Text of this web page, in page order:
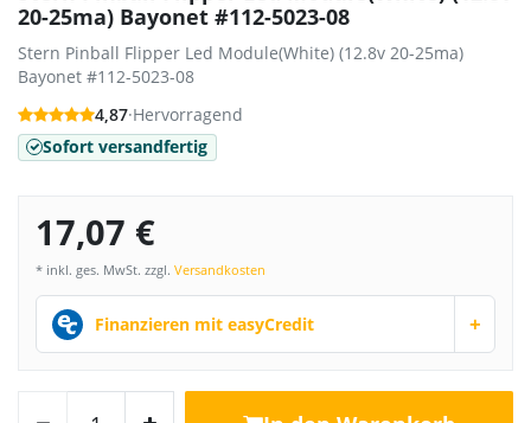
20-25ma) Bayonet #112-5023-08
Stern Pinball Flipper Led Module(White) (12.8v 20-25ma)
Bayonet #112-5023-08
4,87·Hervorragend
Sofort versandfertig
17,07 €
* inkl. ges. MwSt. zzgl. Versandkosten
Finanzieren mit easyCredit +